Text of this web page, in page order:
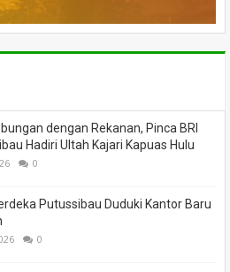
dengan Rekanan, Pinca BRI
Hadiri Ultah Kajari Kapuas Hulu
0
Putussibau Duduki Kantor Baru
0